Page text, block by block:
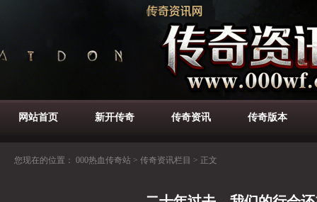
网站首页 新开传奇 传奇资讯 传奇版本
您现在的位置： 000热血传奇站 > 传奇资讯栏目 > 正文